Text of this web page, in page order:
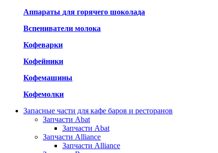
Аппараты для горячего шоколада
Вспениватели молока
Кофеварки
Кофейники
Кофемашины
Кофемолки
Запасные части для кафе баров и ресторанов
Запчасти Abat
Запчасти Abat
Запчасти Alliance
Запчасти Alliance